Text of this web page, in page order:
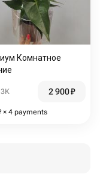
Комнатное
3K 2 900₽
× 4 payments